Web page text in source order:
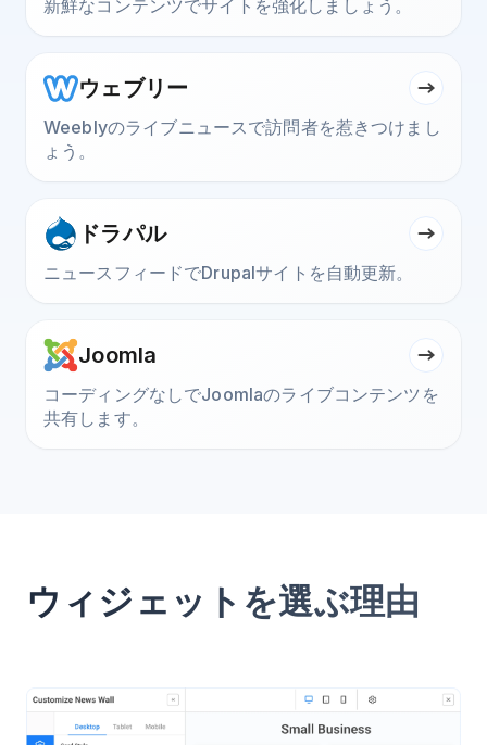
新鮮なコンテンツでサイトを強化しましょう。
ウェブリー
Weeblyのライブニュースで訪問者を惹きつけまし
ょう。
ドラパル
ニュースフィードでDrupalサイトを自動更新。
Joomla
コーディングなしでJoomlaのライブコンテンツを
共有します。
ウィジェットを選ぶ理由